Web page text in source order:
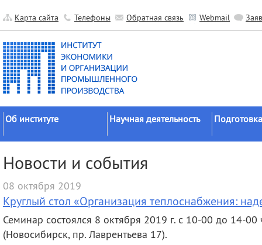
Карта сайта Телефоны Обратная связь Webmail
Об институте
Официальные документы
История
Руководство
Научные подразделения
Прочие подразделения
Научная деятельность
исследований
Прикладные разработки
Гранты
Научные школы
советы
Новости и события
08 октября 2019
Круглый стол «Организация теплоснабжения:
Семинар состоялся 8 октября 2019 г. с 10-00 до 14-00
(Новосибирск, пр. Лаврентьева 17).